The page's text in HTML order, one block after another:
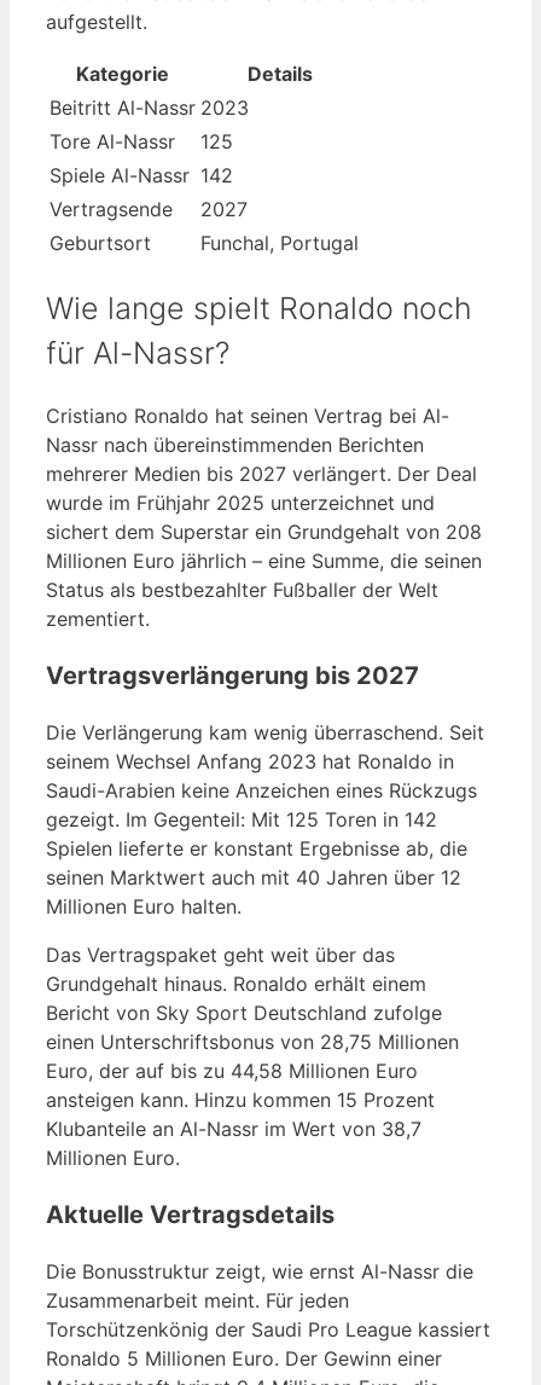
aufgestellt.
Kategorie
Details
Beitritt Al-Nassr 2023
Tore Al-Nassr
125
Spiele Al-Nassr 142
Vertragsende
2027
Geburtsort
Funchal, Portugal
Wie lange spielt Ronaldo noch
für Al-Nassr?
Cristiano Ronaldo hat seinen Vertrag bei Al-
Nassr nach übereinstimmenden Berichten
mehrerer Medien bis 2027 verlängert. Der Deal
wurde im Frühjahr 2025 unterzeichnet und
sichert dem Superstar ein Grundgehalt von 208
Millionen Euro jährlich – eine Summe, die seinen
Status als bestbezahlter Fußballer der Welt
zementiert.
Vertragsverlängerung bis 2027
Die Verlängerung kam wenig überraschend. Seit
seinem Wechsel Anfang 2023 hat Ronaldo in
Saudi-Arabien keine Anzeichen eines Rückzugs
gezeigt. Im Gegenteil: Mit 125 Toren in 142
Spielen lieferte er konstant Ergebnisse ab, die
seinen Marktwert auch mit 40 Jahren über 12
Millionen Euro halten.
Das Vertragspaket geht weit über das
Grundgehalt hinaus. Ronaldo erhält einem
Bericht von Sky Sport Deutschland zufolge
einen Unterschriftsbonus von 28,75 Millionen
Euro, der auf bis zu 44,58 Millionen Euro
ansteigen kann. Hinzu kommen 15 Prozent
Klubanteile an Al-Nassr im Wert von 38,7
Millionen Euro.
Aktuelle Vertragsdetails
Die Bonusstruktur zeigt, wie ernst Al-Nassr die
Zusammenarbeit meint. Für jeden
Torschützenkönig der Saudi Pro League kassiert
Ronaldo 5 Millionen Euro. Der Gewinn einer